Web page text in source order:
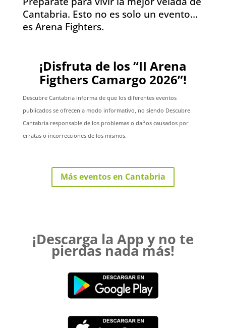
Cantabria. Esto no es solo un evento…
es Arena Fighters.
¡Disfruta de los “II Arena
Figthers Camargo 2026”!
Descubre Cantabria informa de que los diferentes eventos
publicados se ofrecen a modo informativo, no siendo Descubre
Cantabria responsable de los problemas o daños causados por
erratas o incorrecciones de los mismos.
Más eventos en Cantabria
¡Descarga la App y no te
pierdas nada más!